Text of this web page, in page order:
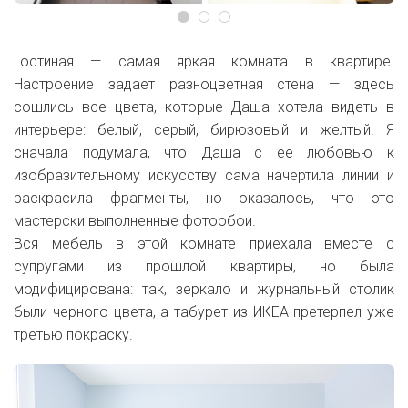
Гостиная — самая яркая комната в квартире.
Настроение задает разноцветная стена — здесь
сошлись все цвета, которые Даша хотела видеть в
интерьере: белый, серый, бирюзовый и желтый. Я
сначала подумала, что Даша с ее любовью к
изобразительному искусству сама начертила линии и
раскрасила фрагменты, но оказалось, что это
мастерски выполненные фотообои.
Вся мебель в этой комнате приехала вместе с
супругами из прошлой квартиры, но была
модифицирована: так, зеркало и журнальный столик
были черного цвета, а табурет из ИКЕА претерпел уже
третью покраску.